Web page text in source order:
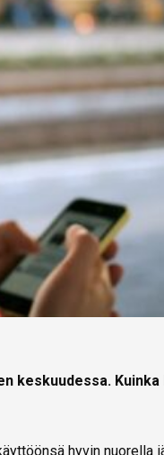
keskuudessa. Kuinka
hyvin nuorella